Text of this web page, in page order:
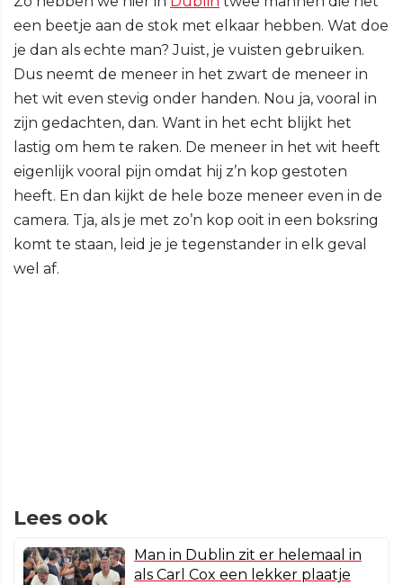
een beetje aan de stok met elkaar hebben. Wat doe
je dan als echte man? Juist, je vuisten gebruiken.
Dus neemt de meneer in het zwart de meneer in
het wit even stevig onder handen. Nou ja, vooral in
zijn gedachten, dan. Want in het echt blijkt het
lastig om hem te raken. De meneer in het wit heeft
eigenlijk vooral pijn omdat hij z’n kop gestoten
heeft. En dan kijkt de hele boze meneer even in de
camera. Tja, als je met zo’n kop ooit in een boksring
komt te staan, leid je je tegenstander in elk geval
wel af.
Lees ook
Man in Dublin zit er helemaal in
als Carl Cox een lekker plaatje